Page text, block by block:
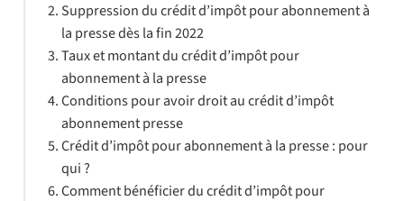
Suppression du crédit d’impôt pour abonnement à
la presse dès la fin 2022
Taux et montant du crédit d’impôt pour
abonnement à la presse
Conditions pour avoir droit au crédit d’impôt
abonnement presse
Crédit d’impôt pour abonnement à la presse : pour
qui ?
Comment bénéficier du crédit d’impôt pour